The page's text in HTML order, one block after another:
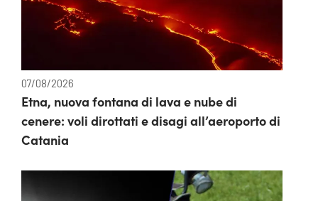
07/08/2026
Etna, nuova fontana di lava e nube di
cenere: voli dirottati e disagi all’aeroporto di
Catania